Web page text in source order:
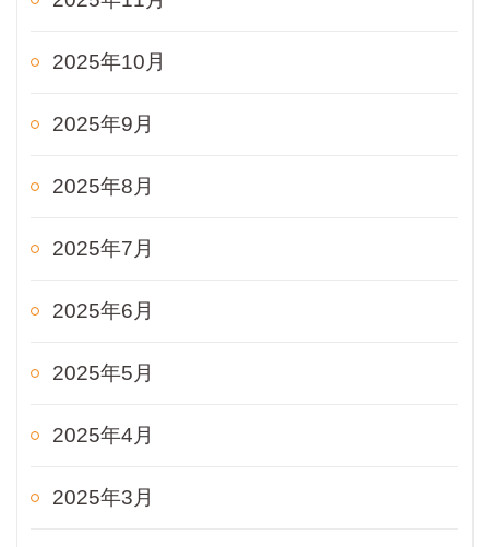
2025年10月
2025年9月
2025年8月
2025年7月
2025年6月
2025年5月
2025年4月
2025年3月